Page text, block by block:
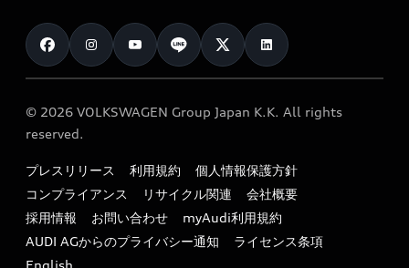
カタログ一覧
車検 / 定期点検
e-tronアフターサポート
myAudi
クオリティ
保証
メンテナンス
ファイナンス
キャンペーン / イベント
買取査定
お知らせ
オーナー様向けキャンペーン
特定整備適用車一覧
リサイクル法
よくある質問（FAQ）
© 2026 VOLKSWAGEN Group Japan K.K. All rights
reserved.
プレスリリース 利用規約
個人情報保護方針
コンプライアンス
リサイクル関連
会社概要
採用情報
お問い合わせ
myAudi利用規約
AUDI AGからのプライバシー通知
ライセンス条項
English